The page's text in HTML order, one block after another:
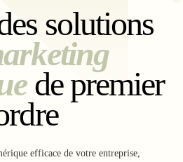
solutions
de premier
efficace de votre entreprise,